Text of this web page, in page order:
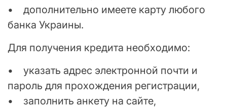
• дополнительно имеете карту любого
банка Украины.
Для получения кредита необходимо:
• указать адрес электронной почти и
пароль для прохождения регистрации,
• заполнить анкету на сайте,